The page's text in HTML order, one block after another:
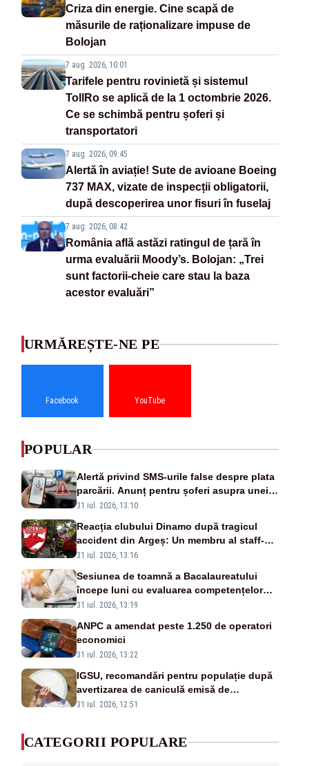
Criza din energie. Cine scapă de
măsurile de raționalizare impuse de
Bolojan
7 aug. 2026, 10:01
Tarifele pentru rovinietă și sistemul
TollRo se aplică de la 1 octombrie 2026.
Ce se schimbă pentru șoferi și
transportatori
7 aug. 2026, 09:45
Alertă în aviație! Sute de avioane Boeing
737 MAX, vizate de inspecții obligatorii,
după descoperirea unor fisuri în fuselaj
7 aug. 2026, 08:42
România află astăzi ratingul de țară în
urma evaluării Moody’s. Bolojan: „Trei
sunt factorii-cheie care stau la baza
acestor evaluări”
URMĂREȘTE-NE PE
Facebook YouTube
POPULAR
Alertă privind SMS-urile false despre plata
parcării. Anunț pentru șoferi asupra unei
noi metode de fraudă online
31 iul. 2026, 13:10
Reacția clubului Dinamo după tragicul
accident din Argeș: Un membru al staff-
ului medical a murit, antrenorul Adrian
31 iul. 2026, 13:16
Sesiunea de toamnă a Bacalaureatului
începe luni cu evaluarea competențelor
orale la Limba română
31 iul. 2026, 13:19
ANPC a amendat peste 1.250 de operatori
economici
31 iul. 2026, 13:22
IGSU, recomandări pentru populație după
avertizarea de caniculă emisă de
meteorologi
31 iul. 2026, 12:51
CATEGORII POPULARE